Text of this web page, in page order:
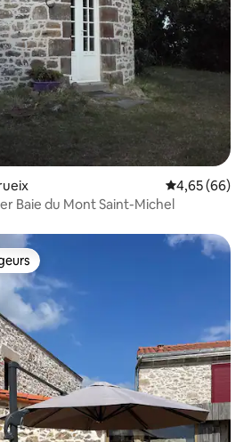
Évaluation
4,65 (66)
Moulin en bord de mer Baie du Mont Saint-Michel